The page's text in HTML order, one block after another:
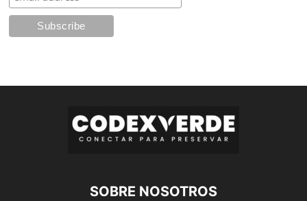
SOBRE NOSOTROS